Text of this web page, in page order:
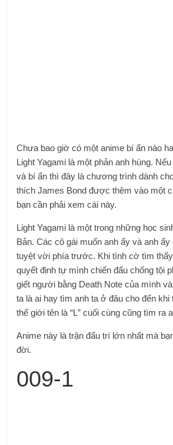
Chưa bao giờ có một anime bí ẩn nào
Light Yagami là một phản anh hùng.
và bí ẩn thì đây là chương trình dành
thích James Bond được thêm vào một
bạn cần phải xem cái này.
Light Yagami là một trong những học
Bản. Các cô gái muốn anh ấy và anh
tuyệt vời phía trước. Khi tình cờ tìm
quyết định tự mình chiến đấu chống tội
giết người bằng Death Note của mình
ta là ai hay tìm anh ta ở đâu cho đến
thế giới tên là “L” cuối cùng cũng tìm ra
Anime này là trận đấu trí lớn nhất mà
đời.
009-1